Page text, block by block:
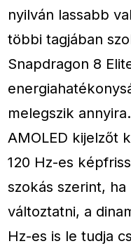
nyilván lassabb
többi tagjában
Snapdragon 8
melegszik
AMOLED kijelzőt
120 Hz-es
szokás szerint,
változtatni, a
Hz-es is le tudja